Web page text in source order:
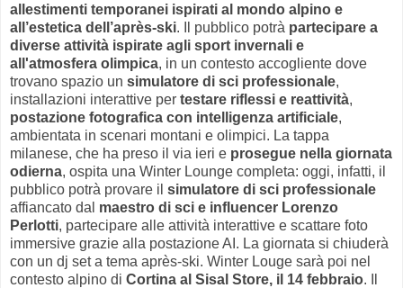
allestimenti temporanei ispirati al mondo alpino e
all’estetica dell’après-ski. Il pubblico potrà partecipare a
diverse attività ispirate agli sport invernali e
all'atmosfera olimpica, in un contesto accogliente dove
trovano spazio un simulatore di sci professionale,
installazioni interattive per testare riflessi e reattività,
postazione fotografica con intelligenza artificiale,
ambientata in scenari montani e olimpici. La tappa
milanese, che ha preso il via ieri e prosegue nella giornata
odierna, ospita una Winter Lounge completa: oggi, infatti, il
pubblico potrà provare il simulatore di sci professionale
affiancato dal maestro di sci e influencer Lorenzo
Perlotti, partecipare alle attività interattive e scattare foto
immersive grazie alla postazione AI. La giornata si chiuderà
con un dj set a tema après-ski. Winter Louge sarà poi nel
contesto alpino di Cortina al Sisal Store, il 14 febbraio. Il